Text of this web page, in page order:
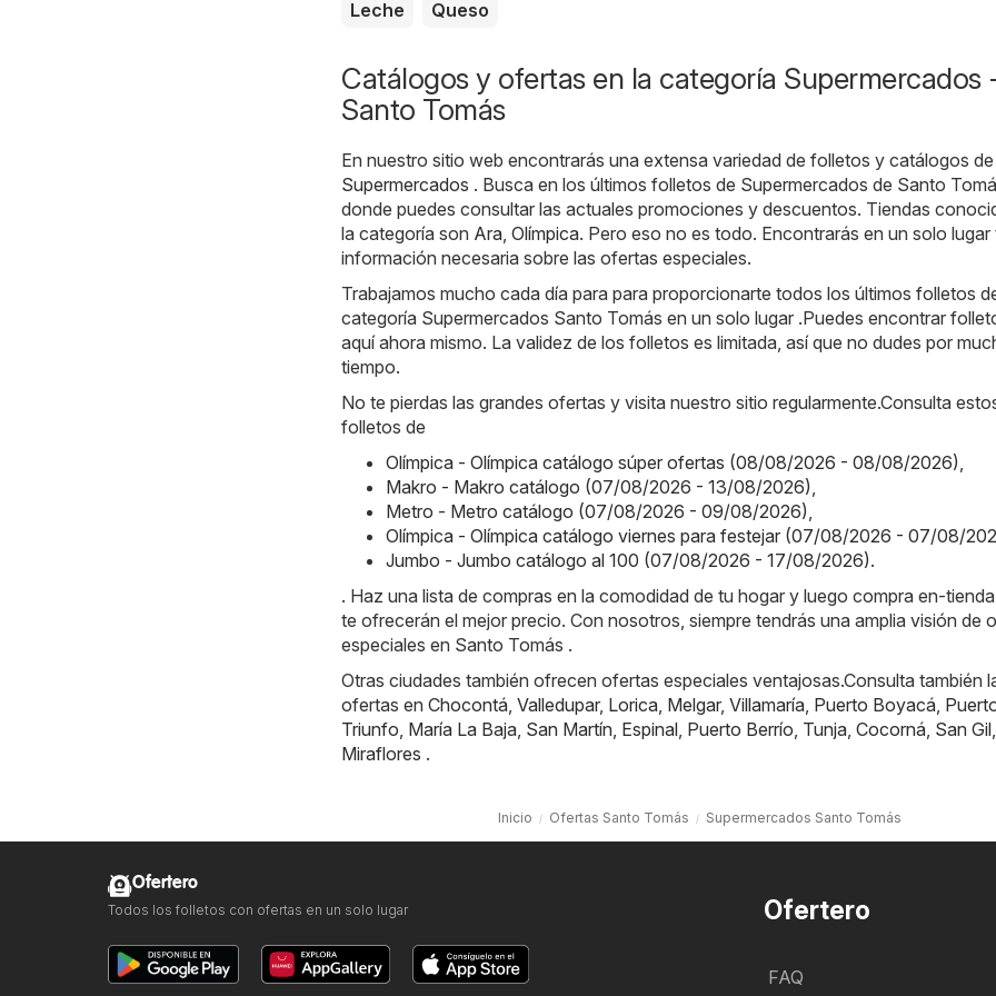
Leche Queso
Catálogos y ofertas en la categoría Supermercados
Santo Tomás
En nuestro sitio web encontrarás una extensa variedad de folletos y catálogos de
Supermercados . Busca en los últimos folletos de Supermercados de Santo
donde puedes consultar las actuales promociones y descuentos. Tiendas
la categoría son Ara Olímpica. Pero eso no es todo. Encontrarás en un solo lugar
información necesaria sobre las ofertas especiales.
Trabajamos mucho cada día para para proporcionarte todos los últimos folletos
categoría Supermercados Santo Tomás en un solo lugar .Puedes encontrar
aquí ahora mismo. La validez de los folletos es limitada, así que no dudes por
tiempo.
No te pierdas las grandes ofertas y visita nuestro sitio regularmente.Consulta
folletos de
Olímpica - Olímpica catálogo súper ofertas (08/08/2026 - 08/08/2026)
Makro - Makro catálogo (07/08/2026 - 13/08/2026)
Metro - Metro catálogo (07/08/2026 - 09/08/2026)
Olímpica - Olímpica catálogo viernes para festejar (07/08/2026 - 07/08/
Jumbo - Jumbo catálogo al 100 (07/08/2026 - 17/08/2026).
. Haz una lista de compras en la comodidad de tu hogar y luego compra en-
te ofrecerán el mejor precio. Con nosotros, siempre tendrás una amplia visión de
especiales en Santo Tomás .
Otras ciudades también ofrecen ofertas especiales ventajosas.Consulta también
ofertas en Chocontá Valledupar, Lorica Melgar, Villamaría Puerto Boyacá
Triunfo María La Baja San Martín Espinal Puerto Berrío Tunja Cocorná San Gil
Miraflores .
Inicio Ofertas Santo Tomás Supermercados Santo Tomás
Ofertero
FAQ
Ofertero
Todos los folletos con ofertas en un solo lugar